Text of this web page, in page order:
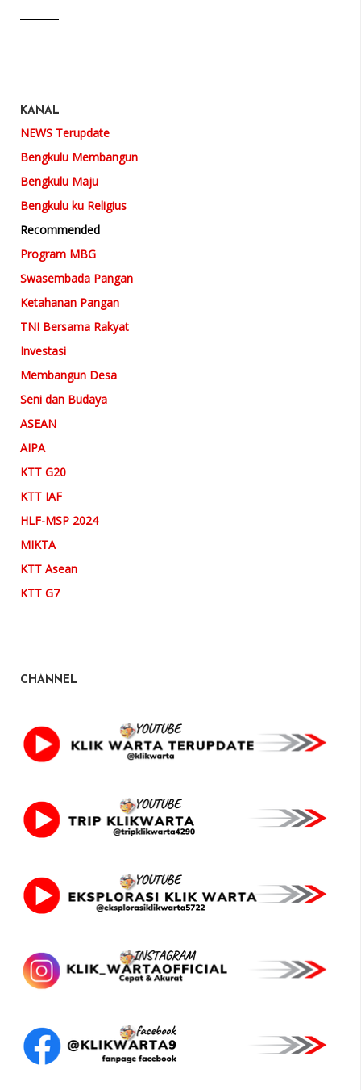
KANAL
NEWS Terupdate
Bengkulu Membangun
Bengkulu Maju
Bengkulu ku Religius
Recommended
Program MBG
Swasembada Pangan
Ketahanan Pangan
TNI Bersama Rakyat
Investasi
Membangun Desa
Seni dan Budaya
ASEAN
AIPA
KTT G20
KTT IAF
HLF-MSP 2024
MIKTA
KTT Asean
KTT G7
CHANNEL